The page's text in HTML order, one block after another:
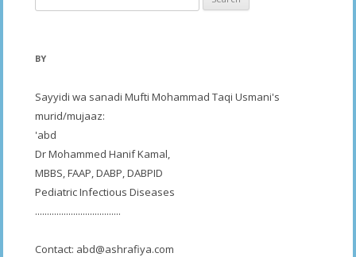
for:
BY
Sayyidi wa sanadi Mufti Mohammad Taqi Usmani's
murid/mujaaz:
'abd
Dr Mohammed Hanif Kamal,
MBBS, FAAP, DABP, DABPID
Pediatric Infectious Diseases
....................................
Contact: abd@ashrafiya.com